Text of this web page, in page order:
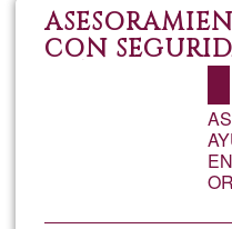
CON
MÓVILES Y